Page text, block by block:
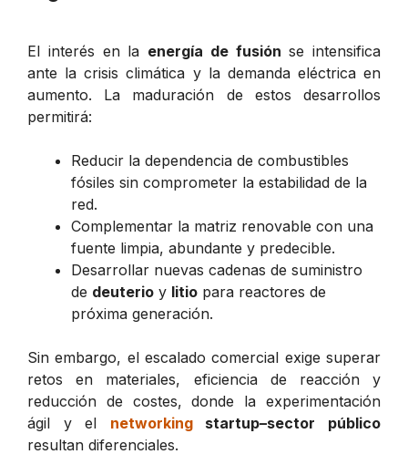
El interés en la energía de fusión se intensifica
ante la crisis climática y la demanda eléctrica en
aumento. La maduración de estos desarrollos
permitirá:
Reducir la dependencia de combustibles
fósiles sin comprometer la estabilidad de la
red.
Complementar la matriz renovable con una
fuente limpia, abundante y predecible.
Desarrollar nuevas cadenas de suministro
de deuterio y litio para reactores de
próxima generación.
Sin embargo, el escalado comercial exige superar
retos en materiales, eficiencia de reacción y
reducción de costes, donde la experimentación
ágil y el networkingstartup–sector público
resultan diferenciales.